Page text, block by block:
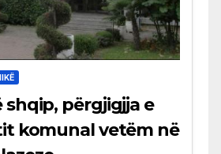
shqip, përgjigjja e
komunal vetëm në